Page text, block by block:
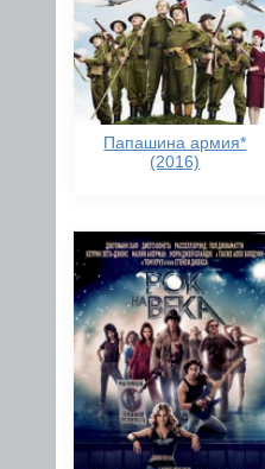
Папашина армия*
(2016)